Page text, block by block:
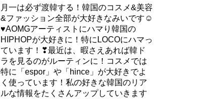
月一は必ず渡韓する！韓国のコスメ&美容
&ファッション全部が大好きなみいです☺
♥AOMGアーティストにハマり韓国の
HIPHOPが大好きに！特にLOCOにハマっ
ています！❣最近は、暇さえあれば韓ド
ラを見るのがルーティンに！コスメでは
特に「espor」や「hince」が大好きでよ
く使っています！私の好きな韓国のリア
ルな情報をたくさんアップしていきます